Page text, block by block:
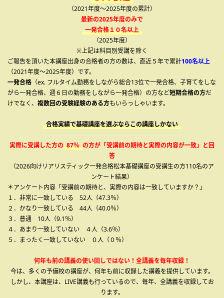
（2021年度～2025年度の累計）
最新の2025年度のみで
一発合格１０名以上
（2025年度）
※上記は科目別受講を除く
ご報告を頂いた本講座出身の合格者の方の数は、直近５年で累計100名以上
（2021年度～2025年度）です。
一発合格 （ex. フルタイム勤務をしながら総合13位で一発合格、子育てをしな
がら一発合格、週６日の勤務をしながら一発合格）の方など短期合格の方だ
けでなく、 複数回の受験経験のある方もいらっしゃいます。
合格実績で基礎講座を選ぶならこの講座しかない
実際に受講した方の 87％ の方が「受講前の期待と実際の内容が一致」と回
答
（2026向けリアリスティック一発合格松本基礎講座の受講生の方110名のア
ンケート結果）
＊アンケート内容「受講前の期待と、実際の内容は一致していますか？」
１．非常に一致している 52人（47.3％）
２．かなり一致している 44人（40.0％）
３．普通 10人（9.1％）
４．あまり一致していない ４人（3.6％）
５．まったく一致していない ０人（０％）
何年も前の講義の使い回しではない！全講義を毎年収録！
今は、多くの予備校の講座が、何年も前に収録した講義を提供しています。
しかし、本講座は、LIVE講義も行っているので、毎年、全講義を収録してお
ります。